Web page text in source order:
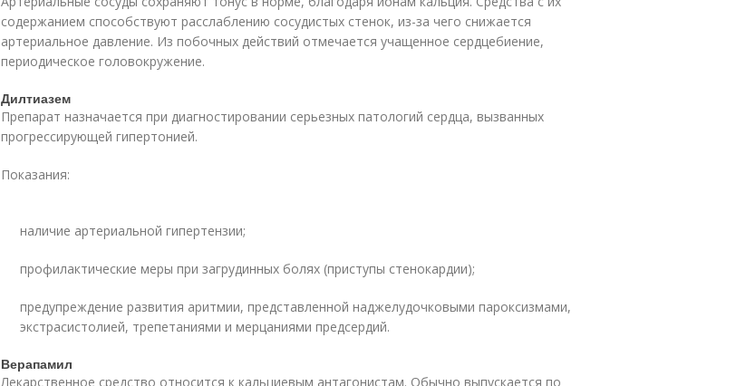
содержанием способствуют расслаблению сосудистых стенок, из-за чего снижается
артериальное давление. Из побочных действий отмечается учащенное сердцебиение,
периодическое головокружение.
Дилтиазем
Препарат назначается при диагностировании серьезных патологий сердца, вызванных
прогрессирующей гипертонией.
Показания:
наличие артериальной гипертензии;
профилактические меры при загрудинных болях (приступы стенокардии);
предупреждение развития аритмии, представленной наджелудочковыми пароксизмами,
экстрасистолией, трепетаниями и мерцаниями предсердий.
Верапамил
Лекарственное средство относится к кальциевым антагонистам. Обычно выпускается по